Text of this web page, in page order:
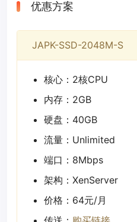
优惠方案
JAPK-SSD-2048M-S
核心：2核CPU
内存：2GB
硬盘：40GB
流量：Unlimited
端口：8Mbps
架构：XenServer
价格：64元/月